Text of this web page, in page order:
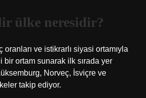
ülke neresidir?
oranları ve istikrarlı siyasi ortamıyla
ortam sunarak ilk sırada yer
Norveç, İsviçre ve
takip ediyor.